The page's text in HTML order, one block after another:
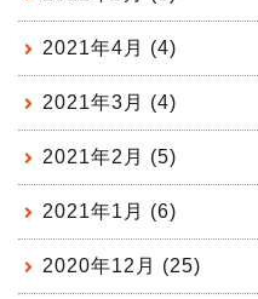
2021年4月 (4)
2021年3月 (4)
2021年2月 (5)
2021年1月 (6)
2020年12月 (25)